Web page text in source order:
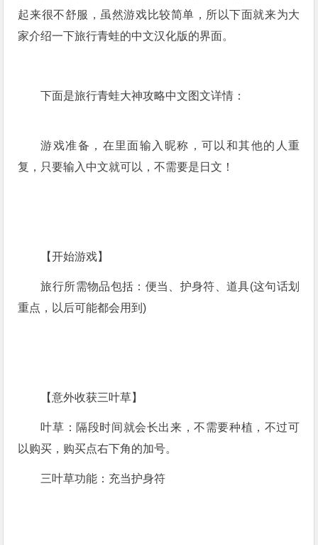
起来很不舒服，虽然游戏比较简单，所以下面就来为大
家介绍一下旅行青蛙的中文汉化版的界面。
下面是旅行青蛙大神攻略中文图文详情：
游戏准备，在里面输入昵称，可以和其他的人重
复，只要输入中文就可以，不需要是日文！
【开始游戏】
旅行所需物品包括：便当、护身符、道具(这句话划
重点，以后可能都会用到)
【意外收获三叶草】
叶草：隔段时间就会长出来，不需要种植，不过可
以购买，购买点右下角的加号。
三叶草功能：充当护身符